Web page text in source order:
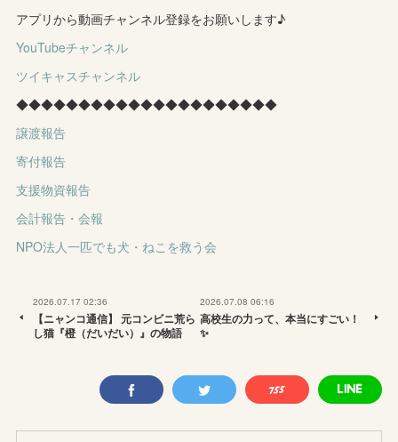
アプリから動画チャンネル登録をお願いします♪
YouTubeチャンネル
ツイキャスチャンネル
◆◆◆◆◆◆◆◆◆◆◆◆◆◆◆◆◆◆◆◆◆
譲渡報告
寄付報告
支援物資報告
会計報告・会報
NPO法人一匹でも犬・ねこを救う会
2026.07.17 02:36
【ニャンコ通信】 元コンビニ荒ら
し猫『橙（だいだい）』の物語
2026.07.08 06:16
高校生の力って、本当にすごい！
✨